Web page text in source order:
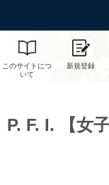
このサイトにつ
いて
新規登録
P. F. I. 【女